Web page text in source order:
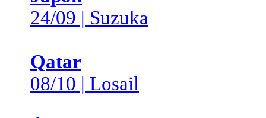
24/09 | Suzuka
Qatar
08/10 | Losail